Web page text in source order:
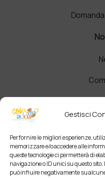
Gestisci
Per fornire le migliori esperienze,
memorizzare e/o accedere alle
queste tecnologie ci permetterà di
navigazione o ID unici su questo
può influire negativamente su